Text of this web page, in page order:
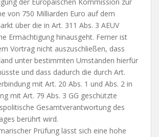
von 750 Milliarden Euro auf dem
über die in Art. 311 Abs. 3 AEUV
Ermächtigung hinausgeht. Ferner ist
Vortrag nicht auszuschließen, dass
unter bestimmten Umständen hierfür
und dass dadurch die durch Art.
mit Art. 20 Abs. 1 und Abs. 2 in
mit Art. 79 Abs. 3 GG geschützte
Gesamtverantwortung des
berührt wird.
Prüfung lässt sich eine hohe